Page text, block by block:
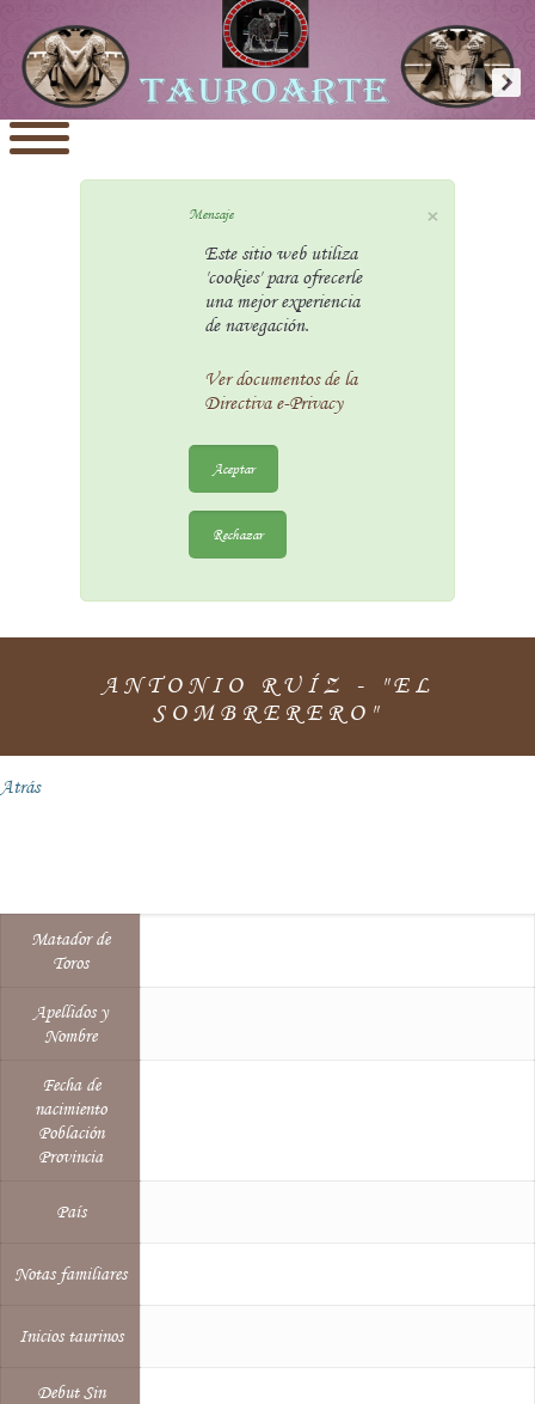
×
Mensaje
Este sitio web utiliza
'cookies' para ofrecerle
una mejor experiencia
de navegación.
Ver documentos de la
Directiva e-Privacy
Aceptar
Rechazar
ANTONIO RUÍZ - "EL
SOMBRERERO"
Atrás
Matador de
Toros
Apellidos y
Nombre
Fecha de
nacimiento
Población
Provincia
País
Notas familiares
Inicios taurinos
Debut Sin